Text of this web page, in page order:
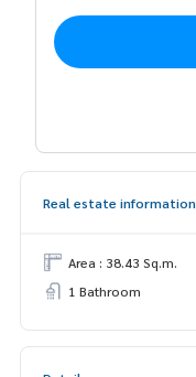
Real estate information
Area : 38.43 Sq.m.
1 Bathroom